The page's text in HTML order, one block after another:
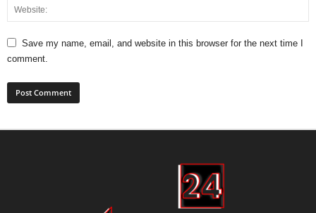
Save my name, email, and website in this browser for the next time I
comment.